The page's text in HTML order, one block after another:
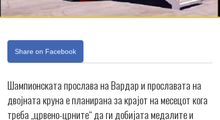
Share on Facebook
Шампионската прослава на Вардар и прославата на
двојната круна е планирана за крајот на месецот кога
треба „црвено-црните“ да ги добијата медалите и